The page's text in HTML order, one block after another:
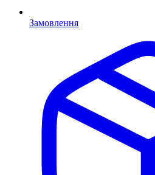
Замовлення